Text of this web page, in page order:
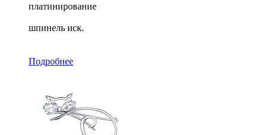
платинирование
шпинель иск.
Подробнее